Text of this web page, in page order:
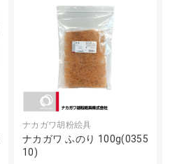
ナカガワ胡粉絵具
ナカガワ ふのり 100g(0355
10)